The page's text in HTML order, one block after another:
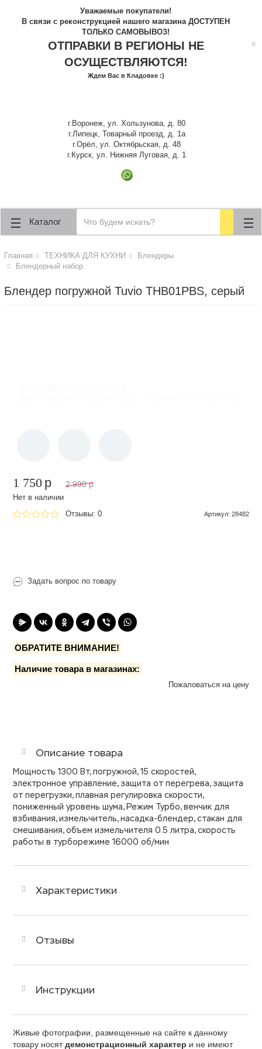
Уважаемые покупатели!
В связи с реконструкцией нашего магазина ДОСТУПЕН
ТОЛЬКО САМОВЫВОЗ!
ОТПРАВКИ В РЕГИОНЫ НЕ
ОСУЩЕСТВЛЯЮТСЯ!
Ждем Вас в Кладовке :)
x
г.Воронеж, ул. Хользунова, д. 80
г.Липецк, Товарный проезд, д. 1а
г.Орёл, ул. Октябрьская, д. 48
г.Курск, ул. Нижняя Луговая, д. 1
Каталог
Главная ТЕХНИКА ДЛЯ КУХНИ
Блендеры
Блендерный набор
Блендер погружной Tuvio THB01PBS, серый
1 750 p 2 990 p
Нет в наличии
Отзывы: 0
Артикул: 28482
Задать вопрос по товару
ОБРАТИТЕ ВНИМАНИЕ!
Наличие товара в магазинах:
Пожаловаться на цену
Описание товара
Мощность 1300 Вт, погружной, 15 скоростей,
электронное управление, защита от перегрева, защита
от перегрузки, плавная регулировка скорости,
пониженный уровень шума, Режим Турбо, венчик для
взбивания, измельчитель, насадка-блендер, стакан для
смешивания, объем измельчителя 0.5 литра, скорость
работы в турборежиме 16000 об/мин
Характеристики
Отзывы
Инструкции
Живые фотографии, размещенные на сайте к данному
товару носятдемонстрационный характер и не имеют